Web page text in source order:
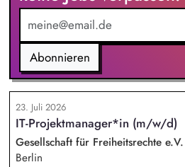
Kinder-/Jugendreiseveranstalter).
und Durchführung
digitalen Formaten sowie in
Abonnieren
23. Juli 2026
IT-Projektmanager*in (m/w/d)
Gesellschaft für Freiheitsrechte e.V.
Berlin